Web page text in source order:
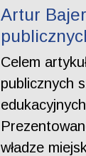
Artur
Celem
publicznych
władze